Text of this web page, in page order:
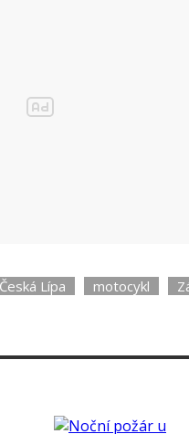
poruchu, zranění
Lípa motocykl